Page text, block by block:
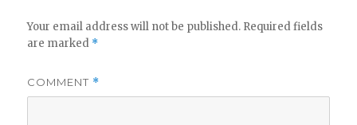
Your email address will not be published. Required fields
are marked *
COMMENT *